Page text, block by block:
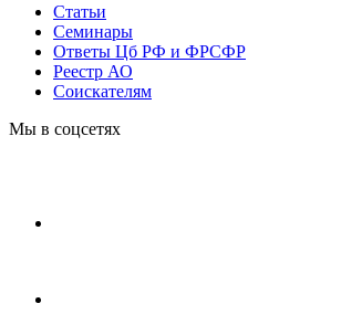
Статьи
Cеминары
Ответы Цб РФ и ФРСФР
Реестр АО
Соискателям
Мы в соцсетях